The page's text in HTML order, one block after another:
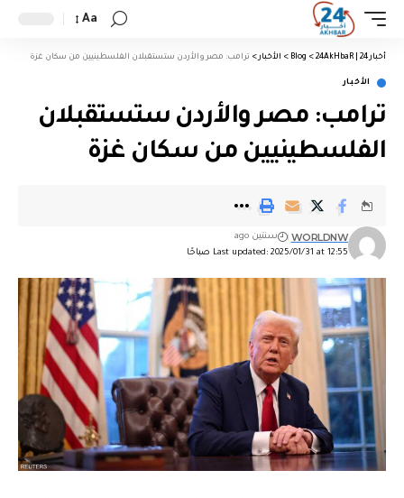
Aa
أخبار 24 | 24AkHbaR >
Blog
> الأخبار > ترامب: مصر والأردن ستستقبلان الفلسطينيين من سكان غزة
الأخبار
ترامب: مصر والأردن ستستقبلان
الفلسطينيين من سكان غزة
Last updated: 2025/01/31 at 12:55 صباحًا
WORLDNW سنتين ago